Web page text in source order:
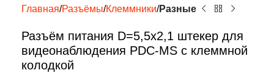
Главная Разъёмы Клеммники Разные
Разъём питания D=5,5х2,1 штекер для
видеонаблюдения PDC-MS с клеммной
колодкой